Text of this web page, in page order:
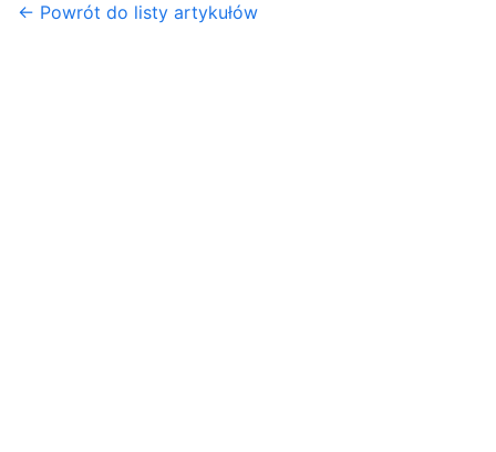
← Powrót do listy artykułów